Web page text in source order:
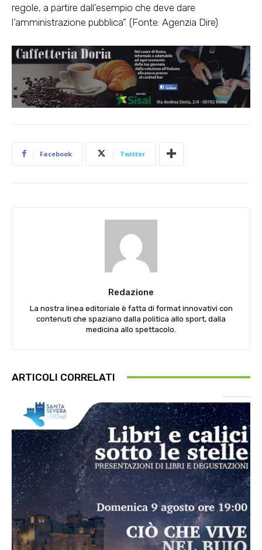
regole, a partire dall’esempio che deve dare
l’amministrazione pubblica”. (Fonte: Agenzia Dire)
Facebook Twitter
Redazione
La nostra linea editoriale è fatta di format innovativi con
contenuti che spaziano dalla politica allo sport, dalla
medicina allo spettacolo.
ARTICOLI CORRELATI